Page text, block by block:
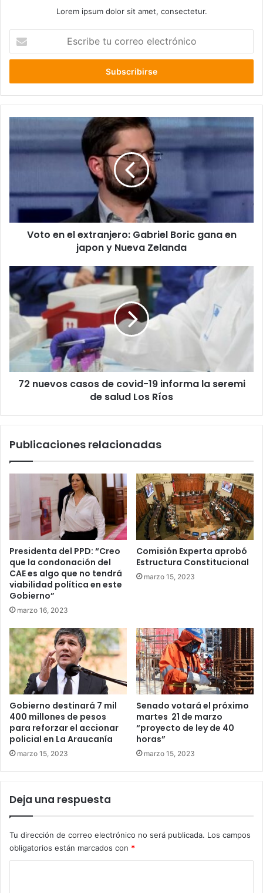
Lorem ipsum dolor sit amet, consectetur.
correo
Voto
en
el
gana
en
japon
Voto en el extranjero: Gabriel Boric gana en
japon y Nueva Zelanda
72
nuevos
casos
de
covid-
informa
la
seremi
72 nuevos casos de covid-19 informa la seremi
de salud Los Ríos
Publicaciones relacionadas
Presidenta del PPD: “Creo
que la condonación del
CAE es algo que no tendrá
viabilidad política en este
Gobierno”
marzo 16, 2023
Comisión Experta aprobó
Estructura Constitucional
marzo 15, 2023
Gobierno destinará 7 mil
400 millones de pesos
para reforzar el accionar
policial en La Araucanía
marzo 15, 2023
Senado votará el próximo
martes 21 de marzo
“proyecto de ley de 40
horas”
marzo 15, 2023
Deja una respuesta
Tu dirección de correo electrónico no será publicada. Los campos
obligatorios están marcados con *